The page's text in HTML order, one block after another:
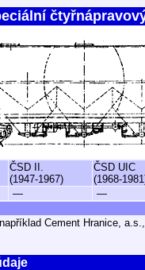
ČSD II.
(1947-1967)
ČSD UIC
(1968-
— —
Cement Hranice,